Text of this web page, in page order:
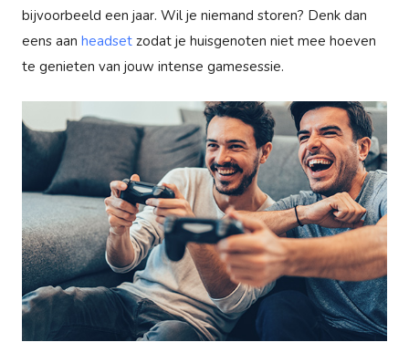
bijvoorbeeld een jaar. Wil je niemand storen? Denk dan
eens aan headset zodat je huisgenoten niet mee hoeven
te genieten van jouw intense gamesessie.